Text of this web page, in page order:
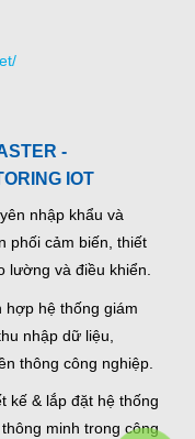
-
IOT
nhập khẩu và
phối cảm biến, thiết
lường và điều khiển.
hợp hệ thống giám
nhập dữ liệu,
thông công nghiệp.
kế & lắp đặt hệ thống
minh trong công